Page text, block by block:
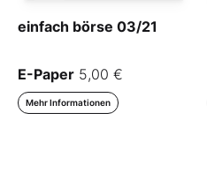
einfach börse 03/21
E-Paper 5,00 €
Mehr Informationen